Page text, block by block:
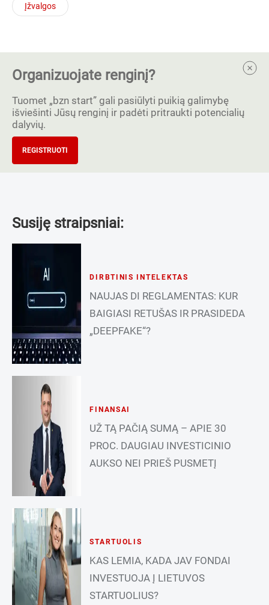
Įžvalgos
Organizuojate renginį?
Tuomet „bzn start” gali pasiūlyti puikią galimybę
išviešinti Jūsų renginį ir padėti pritraukti potencialių
dalyvių.
REGISTRUOTI
Susiję straipsniai:
DIRBTINIS INTELEKTAS
NAUJAS DI REGLAMENTAS: KUR
BAIGIASI RETUŠAS IR PRASIDEDA
„DEEPFAKE“?
FINANSAI
UŽ TĄ PAČIĄ SUMĄ – APIE 30
PROC. DAUGIAU INVESTICINIO
AUKSO NEI PRIEŠ PUSMETĮ
STARTUOLIS
KAS LEMIA, KADA JAV FONDAI
INVESTUOJA Į LIETUVOS
STARTUOLIUS?